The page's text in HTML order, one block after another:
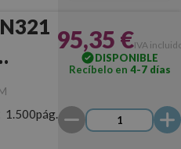
1.500pág.
95,35 €IVA
DISPONIBLE
Recíbelo en 4-7 días